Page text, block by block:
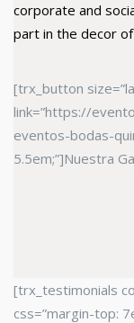
corporate and
part in the decor
[trx_button
link=”https://
eventos-bodas-
5.5em;”]Nuestra
[trx_testimonials
css=”margin-top: